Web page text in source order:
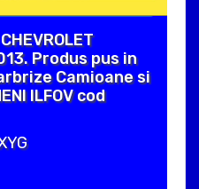
Produs pus in
Camioane si
ILFOV cod